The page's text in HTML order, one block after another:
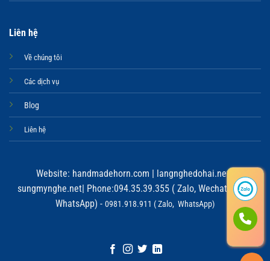
Liên hệ
Về chúng tôi
Các dịch vụ
Blog
Liên hệ
Website: handmadehorn.com | langnghedohai.net
sungmynghe.net| Phone:094.35.39.355 ( Zalo, Wechat, Viber,
WhatsApp) - 0981.918.911 ( Zalo, WhatsApp)